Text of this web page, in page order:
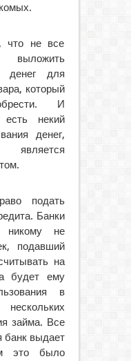
что не все
денег для
который
И
некий
денег,
подать
Банки
никому не
подавший
на
будет ему
в
займа. Все
банк выдает
это было